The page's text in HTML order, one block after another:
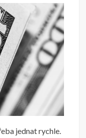
jednat rychle.